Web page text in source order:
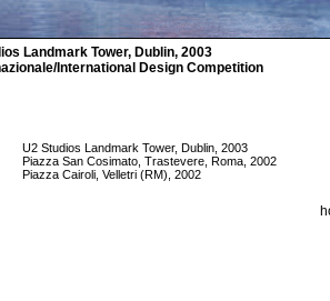
Landmark Tower, Dublin, 2003
International Design Competition
U2 Studios Landmark Tower, Dublin, 2003
Piazza San Cosimato, Trastevere, Roma, 2002
Piazza Cairoli, Velletri (RM), 2002